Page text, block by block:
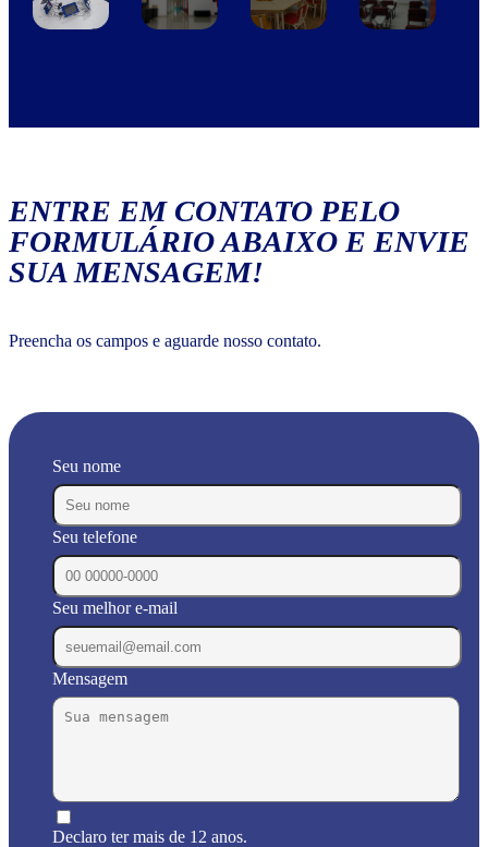
ENTRE EM CONTATO PELO
FORMULÁRIO ABAIXO E ENVIE
SUA MENSAGEM!
Preencha os campos e aguarde nosso contato.
Seu nome
Seu telefone
Seu melhor e-mail
Mensagem
Declaro ter mais de 12 anos.